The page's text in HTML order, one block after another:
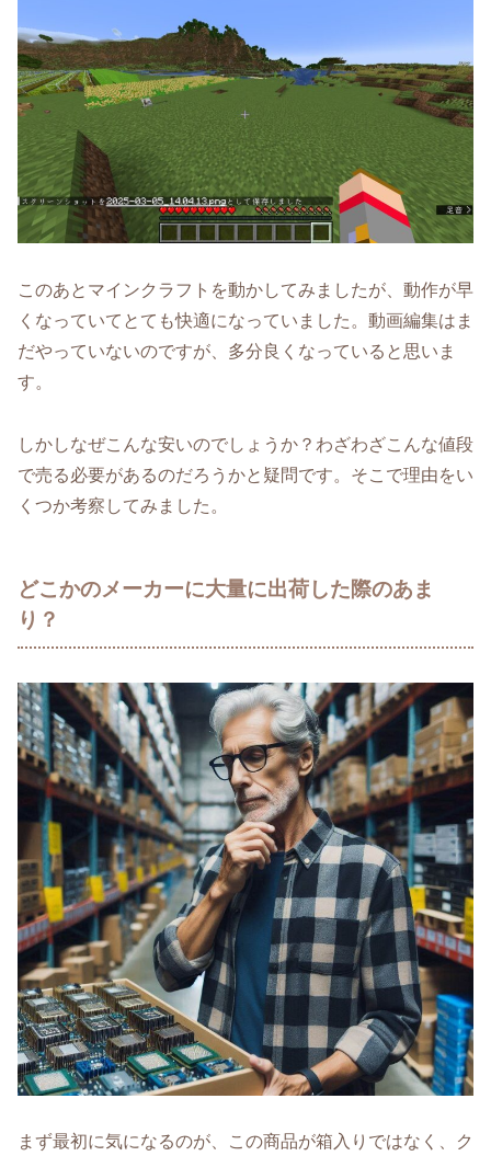
このあとマインクラフトを動かしてみましたが、動作が早
くなっていてとても快適になっていました。動画編集はま
だやっていないのですが、多分良くなっていると思いま
す。
しかしなぜこんな安いのでしょうか？わざわざこんな値段
で売る必要があるのだろうかと疑問です。そこで理由をい
くつか考察してみました。
どこかのメーカーに大量に出荷した際のあま
り？
まず最初に気になるのが、この商品が箱入りではなく、ク